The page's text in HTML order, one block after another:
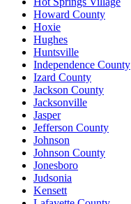
Howard County
Hoxie
Hughes
Huntsville
Independence County
Izard County
Jackson County
Jacksonville
Jasper
Jefferson County
Johnson
Johnson County
Jonesboro
Judsonia
Kensett